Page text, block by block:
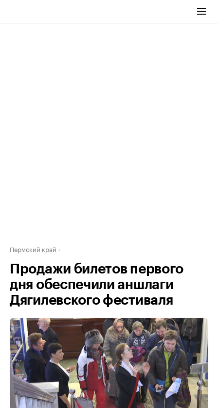
Пермский край
Продажи билетов первого
дня обеспечили аншлаги
Дягилевского фестиваля